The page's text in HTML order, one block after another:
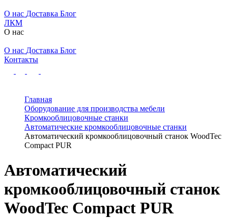
О нас Доставка Блог
ЛКМ
О нас
О нас Доставка Блог
Контакты
Главная
Оборудование для производства мебели
Кромкооблицовочные cтанки
Автоматические кромкооблицовочные станки
Автоматический кромкооблицовочный станок WoodTec
Compact PUR
Автоматический
кромкооблицовочный станок
WoodTec Compact PUR